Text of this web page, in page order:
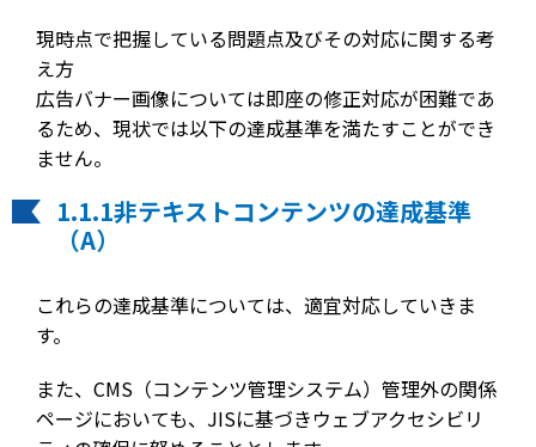
現時点で把握している問題点及びその対応に関する考
え方
広告バナー画像については即座の修正対応が困難であ
るため、現状では以下の達成基準を満たすことができ
ません。
1.1.1非テキストコンテンツの達成基準
（A）
これらの達成基準については、適宜対応していきま
す。
また、CMS（コンテンツ管理システム）管理外の関係
ページにおいても、JISに基づきウェブアクセシビリ